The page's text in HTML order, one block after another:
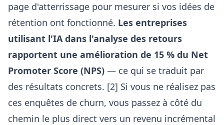
page d'atterrissage pour mesurer si vos idées de
rétention ont fonctionné. Les entreprises
utilisant l'IA dans l'analyse des retours
rapportent une amélioration de 15 % du Net
Promoter Score (NPS) — ce qui se traduit par
des résultats concrets. [2] Si vous ne réalisez pas
ces enquêtes de churn, vous passez à côté du
chemin le plus direct vers un revenu incrémental